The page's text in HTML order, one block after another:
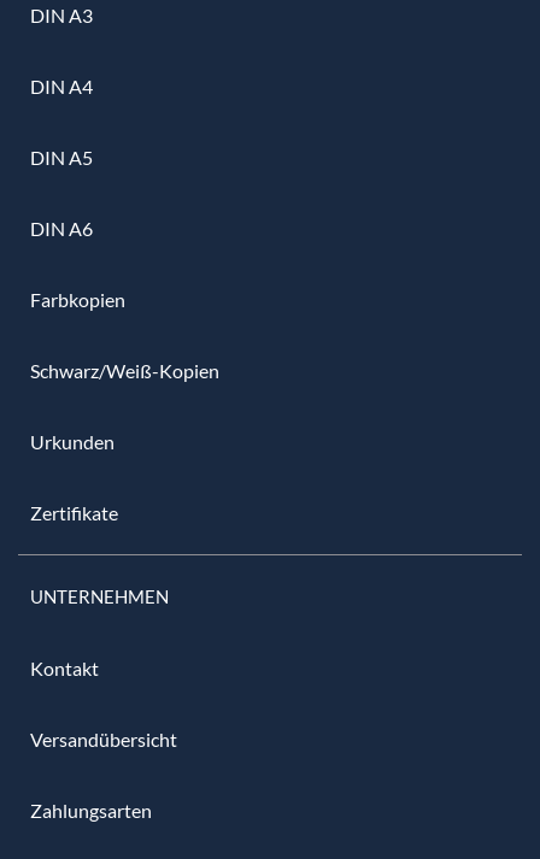
DIN A3
DIN A4
DIN A5
DIN A6
Farbkopien
Schwarz/Weiß-Kopien
Urkunden
Zertifikate
UNTERNEHMEN
Kontakt
Versandübersicht
Zahlungsarten